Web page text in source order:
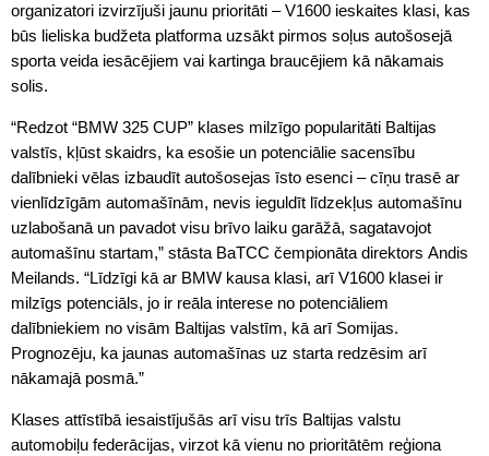
organizatori izvirzījuši jaunu prioritāti – V1600 ieskaites klasi, kas
būs lieliska budžeta platforma uzsākt pirmos soļus autošosejā
sporta veida iesācējiem vai kartinga braucējiem kā nākamais
solis.
“Redzot “BMW 325 CUP” klases milzīgo popularitāti Baltijas
valstīs, kļūst skaidrs, ka esošie un potenciālie sacensību
dalībnieki vēlas izbaudīt autošosejas īsto esenci – cīņu trasē ar
vienlīdzīgām automašīnām, nevis ieguldīt līdzekļus automašīnu
uzlabošanā un pavadot visu brīvo laiku garāžā, sagatavojot
automašīnu startam,” stāsta BaTCC čempionāta direktors Andis
Meilands. “Līdzīgi kā ar BMW kausa klasi, arī V1600 klasei ir
milzīgs potenciāls, jo ir reāla interese no potenciāliem
dalībniekiem no visām Baltijas valstīm, kā arī Somijas.
Prognozēju, ka jaunas automašīnas uz starta redzēsim arī
nākamajā posmā.”
Klases attīstībā iesaistījušās arī visu trīs Baltijas valstu
automobiļu federācijas, virzot kā vienu no prioritātēm reģiona